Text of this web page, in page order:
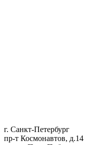
г. Санкт-Петербург
пр-т Космонавтов, д.14